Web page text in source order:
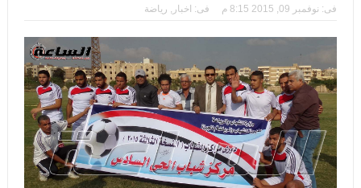
فى: نوفمبر 09, 2015 8:15 م فى: اخبار رياضة